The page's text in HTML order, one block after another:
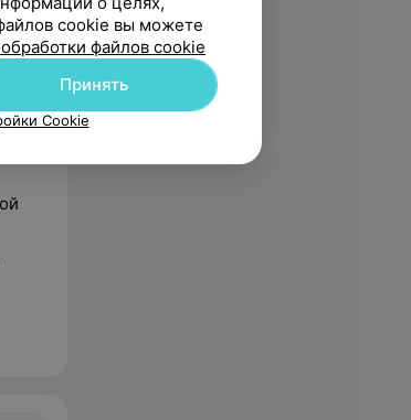
в
cookie вы можете
файлов cookie
Принять
Cookie